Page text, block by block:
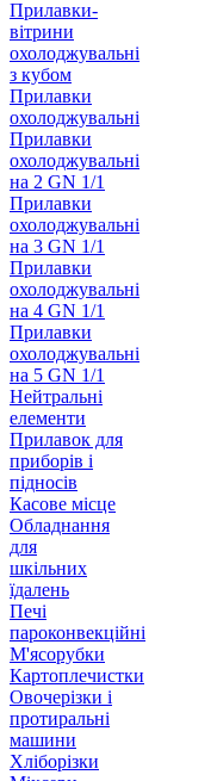
Прилавки-
вітрини
охолоджувальні
з кубом
Прилавки
охолоджувальні
Прилавки
охолоджувальні
на 2 GN 1/1
Прилавки
охолоджувальні
на 3 GN 1/1
Прилавки
охолоджувальні
на 4 GN 1/1
Прилавки
охолоджувальні
на 5 GN 1/1
Нейтральні
елементи
Прилавок для
приборів і
підносів
Касове місце
Обладнання
для
шкільних
їдалень
Печі
пароконвекційні
М'ясорубки
Картоплечистки
Овочерізки і
протиральні
машини
Хліборізки